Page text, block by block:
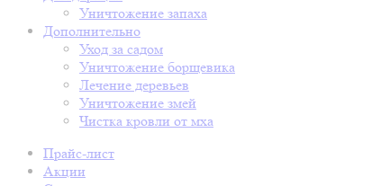
Уничтожение запаха
Дополнительно
Уход за садом
Уничтожение борщевика
Лечение деревьев
Уничтожение змей
Чистка кровли от мха
Прайс-лист
Акции